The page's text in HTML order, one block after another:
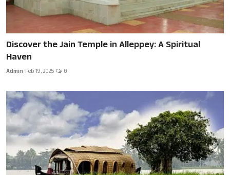
Discover the Jain Temple in Alleppey: A Spiritual
Haven
Admin Feb 19, 2025 0